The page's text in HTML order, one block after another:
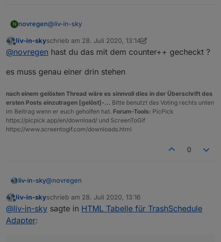
N novregen@liv-in-sky
Hier scheint bei mir nur die Farbe für ungerade
Zeilen zu greifen ?!
liv-in-skyschrieb am 28. Juli 2020, 13:14
zuletzt editiert von liv-in-sky
@novregen hast du das mit dem counter++ gecheckt ?
es muss genau einer drin stehen
nach einem gelösten Thread wäre es sinnvoll dies in der Überschrift des
ersten Posts einzutragen [gelöst]-... Bitte benutzt das Voting rechts unten
im Beitrag wenn er euch geholfen hat. Forum-Tools: PicPick
https://picpick.app/en/download/ und ScreenToGif
https://www.screentogif.com/downloads.html
0
liv-in-sky@novregen
bei mir sind die zeilen verschiedenfarbig und es zählt
auch mit - heute war abholung - die beiden 0er
Offline
liv-in-skyschrieb am 28. Juli 2020, 13:16
zuletzt editiert von
@liv-in-sky sagte in HTML Tabelle für TrashSchedule
Adapter: